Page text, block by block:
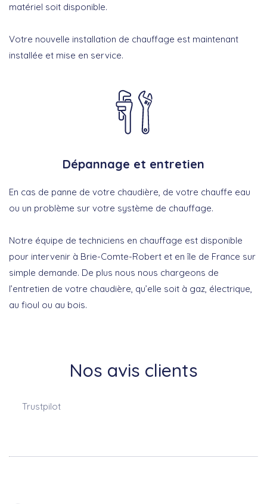
matériel soit disponible.
Votre nouvelle installation de chauffage est maintenant
installée et mise en service.
Dépannage et entretien
En cas de panne de votre chaudière, de votre chauffe eau
ou un problème sur votre système de chauffage.
Notre équipe de techniciens en chauffage est disponible
pour intervenir à Brie-Comte-Robert et en île de France sur
simple demande. De plus nous nous chargeons de
l’entretien de votre chaudière, qu’elle soit à gaz, électrique,
au fioul ou au bois.
Nos avis clients
Trustpilot